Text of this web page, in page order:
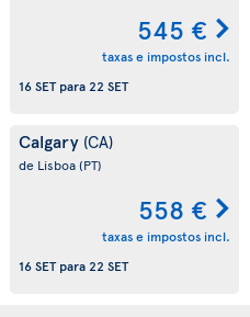
545 €
taxas e impostos incl.
16 SETpara22 SET
Calgary (CA)
de Lisboa(PT)
558 €
taxas e impostos incl.
16 SETpara22 SET